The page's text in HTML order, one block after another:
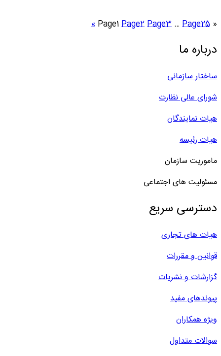
«
Page1Page2Page3 … Page25
»
درباره ما
ساختار سازمانی
شورای عالی نظارت
هیات نمایندگان
هیات رئیسه
ماموریت سازمان
مسئولیت های اجتماعی
دسترسی سریع
هیات های تجاری
قوانین و مقررات
گزارشات و نشریات
پیوندهای مفید
ویژه همکاران
سوالات متداول